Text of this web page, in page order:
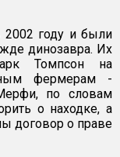
2002 году и были
динозавра. Их
Томпсон на
фермерам -
по словам
о находке, а
договор о праве